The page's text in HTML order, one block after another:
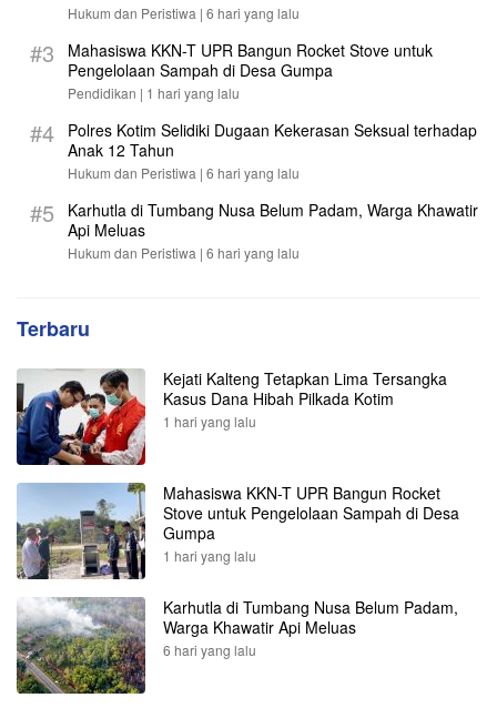
Hukum dan Peristiwa | 6 hari yang lalu
#3
Mahasiswa KKN-T UPR Bangun Rocket Stove untuk
Pengelolaan Sampah di Desa Gumpa
Pendidikan | 1 hari yang lalu
#4
Polres Kotim Selidiki Dugaan Kekerasan Seksual terhadap
Anak 12 Tahun
Hukum dan Peristiwa | 6 hari yang lalu
#5
Karhutla di Tumbang Nusa Belum Padam, Warga Khawatir
Api Meluas
Hukum dan Peristiwa | 6 hari yang lalu
Terbaru
Kejati Kalteng Tetapkan Lima Tersangka
Kasus Dana Hibah Pilkada Kotim
1 hari yang lalu
Mahasiswa KKN-T UPR Bangun Rocket
Stove untuk Pengelolaan Sampah di Desa
Gumpa
1 hari yang lalu
Karhutla di Tumbang Nusa Belum Padam,
Warga Khawatir Api Meluas
6 hari yang lalu